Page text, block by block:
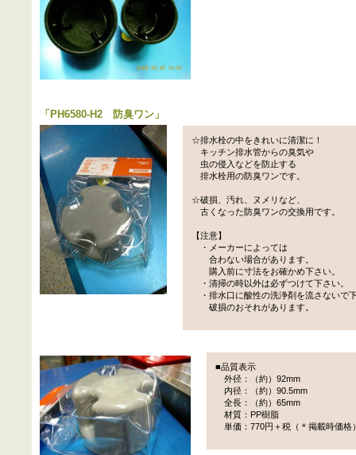
「 PH6580-H2 防臭ワン 」
☆排水栓の中をきれいに清潔に！
キッチン排水管からの臭気や
虫の侵入などを防止する
排水栓用の防臭ワンです。
☆破損、汚れ、ヌメリなど、
古くなった防臭ワンの交換用です。
【注意】
・メーカーによっては
合わない場合があります。
購入前に寸法をお確かめ下さい。
・清掃の時以外は必ずつけて下さい。
・排水口に酸性の洗浄剤を流さないで
破損のおそれがあります。
■品質表示
外径：（約）92mm
内径：（約）90.5mm
全長：（約）65mm
材質：PP樹脂
単価：770円＋税（＊掲載時価格